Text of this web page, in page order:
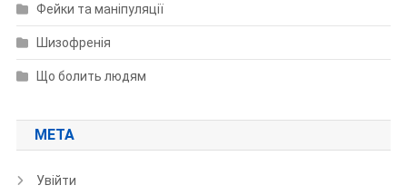
Фейки та маніпуляції
Шизофренія
Що болить людям
МЕТА
Увійти